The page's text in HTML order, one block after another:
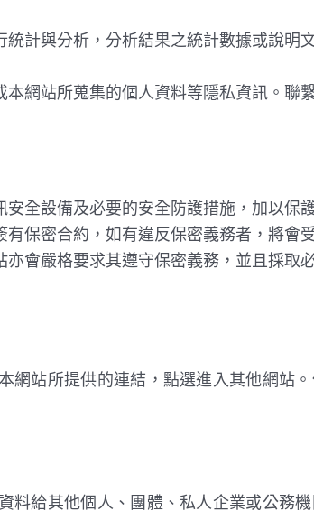
計與分析，分析結果之統計數據或說明
網站所蒐集的個人資料等隱私資訊。聯
全設備及必要的安全防護措施，加以保
保密合約，如有違反保密義務者，將會
會嚴格要求其遵守保密義務，並且採取
網站所提供的連結，點選進入其他網站
料給其他個人、團體、私人企業或公務